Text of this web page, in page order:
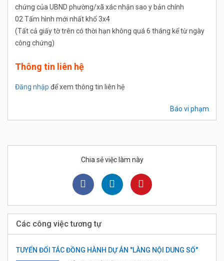
chứng của UBND phường/xã xác nhận sao y bản chính
02 Tấm hình mới nhất khổ 3x4
(Tất cả giấy tờ trên có thời hạn không quá 6 tháng kể từ ngày
công chứng)
Thông tin liên hệ
Đăng nhập để xem thông tin liên hệ
Báo vi phạm
Chia sẻ việc làm này
Các công việc tương tự
TUYỂN ĐỐI TÁC ĐỒNG HÀNH DỰ ÁN "LÀNG NỘI DUNG SỐ"